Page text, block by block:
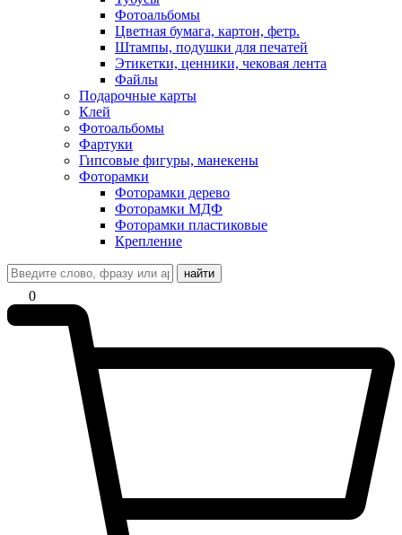
Фотоальбомы
Цветная бумага, картон, фетр.
Штампы, подушки для печатей
Этикетки, ценники, чековая лента
Файлы
Подарочные карты
Клей
Фотоальбомы
Фартуки
Гипсовые фигуры, манекены
Фоторамки
Фоторамки дерево
Фоторамки МДФ
Фоторамки пластиковые
Крепление
найти
0